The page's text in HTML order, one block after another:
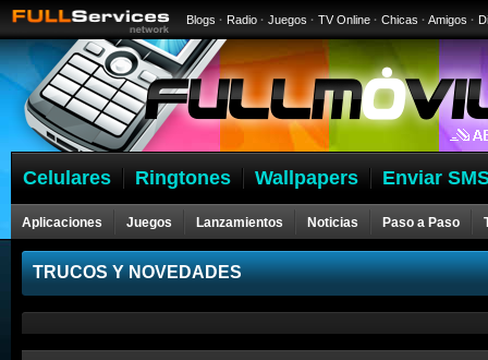
Blogs · Radio · Juegos · TV Online · Chicas · Amigos ·
Celulares Ringtones Wallpapers Enviar
Aplicaciones Juegos Lanzamientos Noticias Paso a Paso
Celulares
TRUCOS Y NOVEDADES